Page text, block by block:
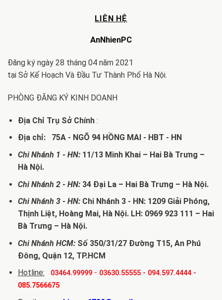
LIÊN HỆ
AnNhienPC
Đăng ký ngày 28 tháng 04 năm 2021
tại Sở Kế Hoạch Và Đầu Tư Thành Phố Hà Nội.
PHÒNG ĐĂNG KÝ KINH DOANH
Địa Chỉ Trụ Sở Chính:
Địa chỉ: 75A - NGÕ 94 HỒNG MAI - HBT - HN
Chi Nhánh 1 - HN:11/13 Minh Khai – Hai Bà Trưng –
Hà Nội.
Chi Nhánh 2 - HN:34 Đại La – Hai Bà Trưng – Hà Nội.
Chi Nhánh 3 - HN:Chi Nhánh 3 - HN: 1209 Giải Phóng,
Thịnh Liệt, Hoàng Mai, Hà Nội. LH: 0969 923 111 – Hai
Bà Trưng – Hà Nội.
Chi Nhánh HCM:Số 350/31/27 Đường T15, An Phú
Đông, Quận 12, TP.HCM
Hotline:
03464.99999- 03630.55555- 094.597.4444-
085.7566675